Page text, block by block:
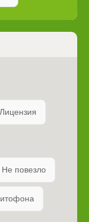
Лицензия
Не повезло